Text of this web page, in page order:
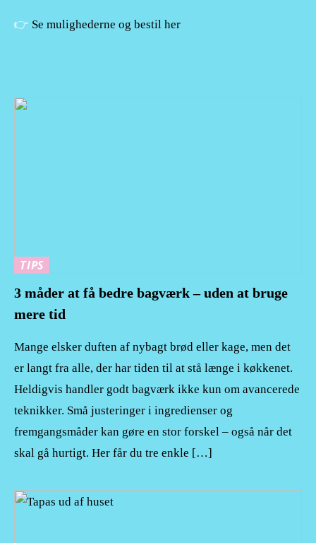
👉 Se mulighederne og bestil her
TIPS
3 måder at få bedre bagværk – uden at bruge
mere tid
Mange elsker duften af nybagt brød eller kage, men det
er langt fra alle, der har tiden til at stå længe i køkkenet.
Heldigvis handler godt bagværk ikke kun om avancerede
teknikker. Små justeringer i ingredienser og
fremgangsmåder kan gøre en stor forskel – også når det
skal gå hurtigt. Her får du tre enkle […]